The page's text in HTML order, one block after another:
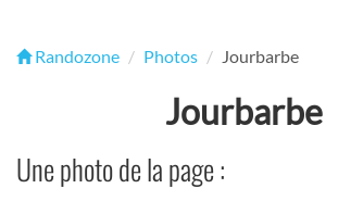
Randozone Photos Jourbarbe
Jourbarbe
Une photo de la page :